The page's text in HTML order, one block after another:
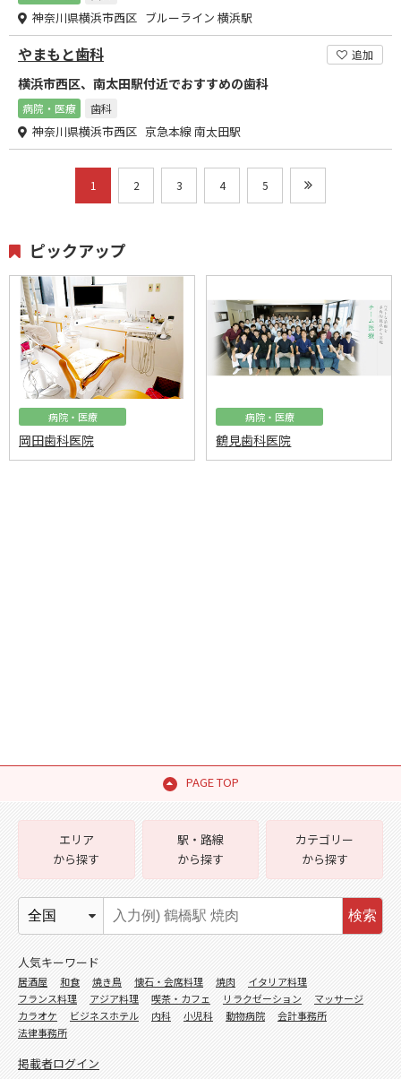
神奈川県横浜市西区 ブルーライン 横浜駅
やまもと歯科 追加
横浜市西区、南太田駅付近でおすすめの歯科
病院・医療 歯科
神奈川県横浜市西区 京急本線 南太田駅
1 2 3 4 5
ピックアップ
病院・医療
岡田歯科医院
病院・医療
鶴見歯科医院
PAGE TOP
エリア
から探す
駅・路線
から探す
カテゴリー
から探す
検索
人気キーワード
居酒屋 和食 焼き鳥 懐石・会席料理 焼肉
イタリア料理
フランス料理
アジア料理 喫茶・カフェ リラクゼーション
マッサージ
カラオケ
ビジネスホテル 内科 小児科 動物病院
会計事務所
法律事務所
掲載者ログイン